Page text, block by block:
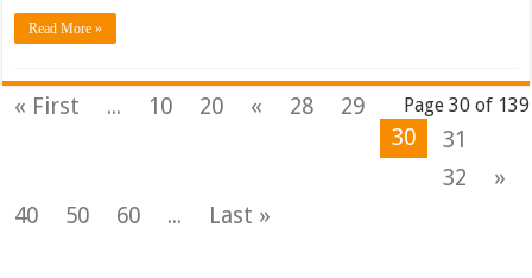
Read More »
Page 30 of 139
« First ... 10 20 « 28
29
30
31
32
»
40
50 60 ... Last »